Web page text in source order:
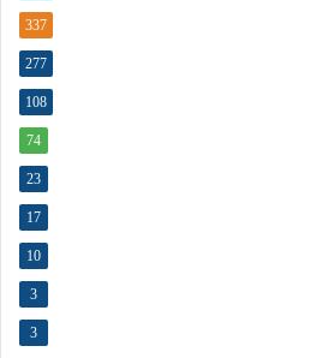
337
277
108
74
23
17
10
3
3